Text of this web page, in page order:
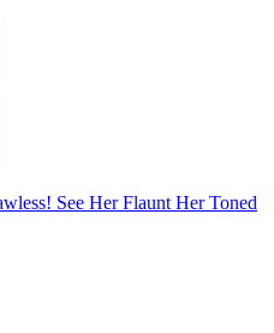
See Her Flaunt Her Toned